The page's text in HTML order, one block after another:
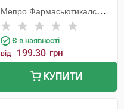
Мепро Фармасьютикалс
Пріват
Є в наявності
від 199.30 грн
КУПИТИ